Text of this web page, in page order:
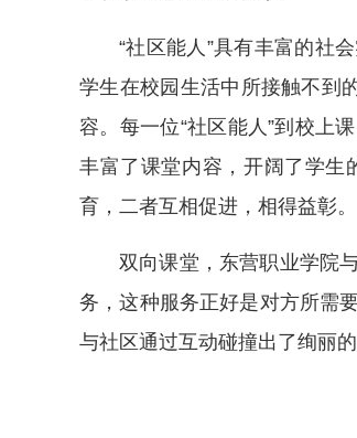
“社区能人”具有丰富的社
学生在校园生活中所接触不到
容。每一位“社区能人”到校上
丰富了课堂内容，开阔了学生
育，二者互相促进，相得益彰。
双向课堂，东营职业学院
务，这种服务正好是对方所需
与社区通过互动碰撞出了绚丽